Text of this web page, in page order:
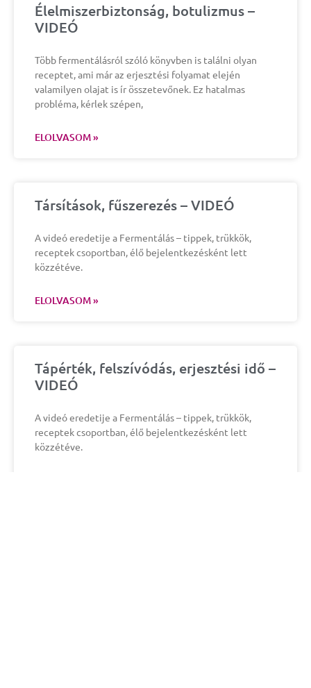
Élelmiszerbiztonság, botulizmus –
VIDEÓ
Több fermentálásról szóló könyvben is találni olyan
receptet, ami már az erjesztési folyamat elején
valamilyen olajat is ír összetevőnek. Ez hatalmas
probléma, kérlek szépen,
ELOLVASOM »
Társítások, fűszerezés – VIDEÓ
A videó eredetije a Fermentálás – tippek, trükkök,
receptek csoportban, élő bejelentkezésként lett
közzétéve.
ELOLVASOM »
Tápérték, felszívódás, erjesztési idő –
VIDEÓ
A videó eredetije a Fermentálás – tippek, trükkök,
receptek csoportban, élő bejelentkezésként lett
közzétéve.